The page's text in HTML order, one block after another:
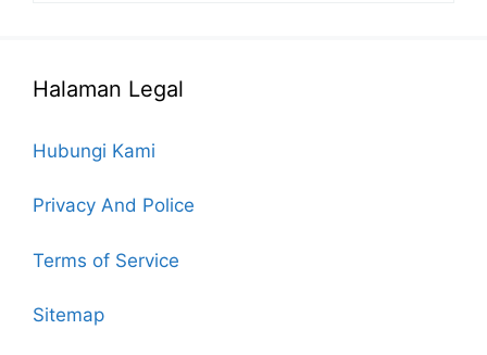
Halaman Legal
Hubungi Kami
Privacy And Police
Terms of Service
Sitemap